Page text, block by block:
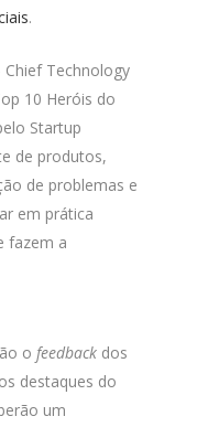
.
Chief Technology
10 Heróis do
Startup
de produtos,
de problemas e
em prática
fazem a
o feedback dos
destaques do
um